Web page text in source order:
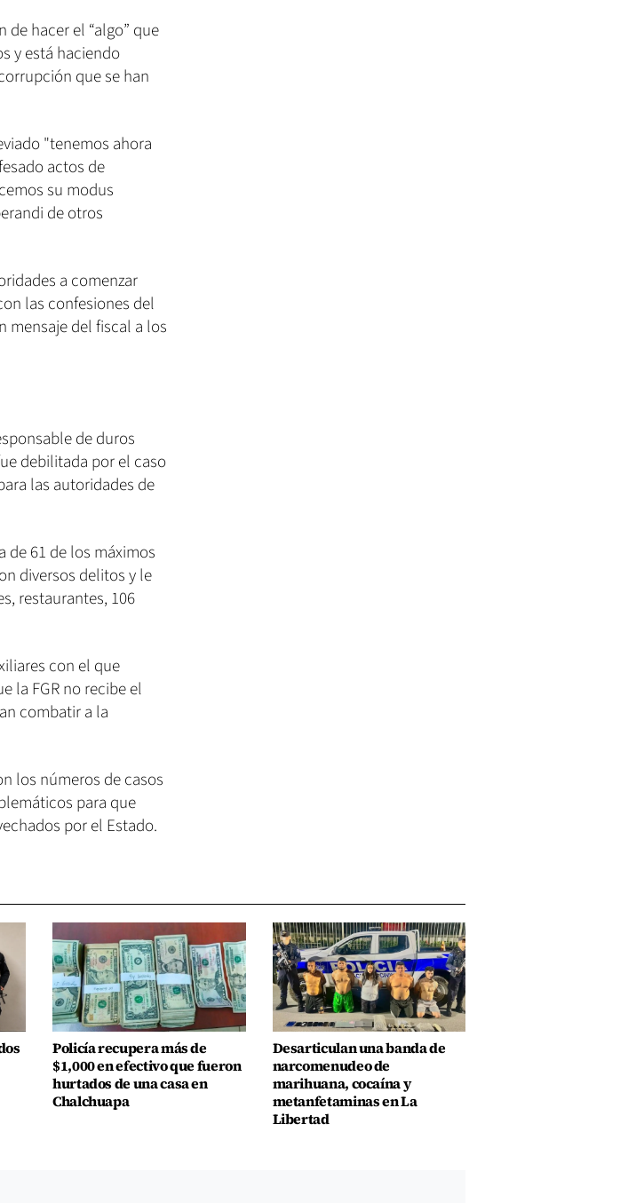
hacer el “algo” que
y está haciendo
que se han
"tenemos ahora
actos de
su modus
de otros
a comenzar
las confesiones del
mensaje del fiscal a los
de duros
debilitada por el caso
las autoridades de
de 61 de los máximos
diversos delitos y le
restaurantes, 106
con el que
la FGR no recibe el
combatir a la
los números de casos
para que
por el Estado.
Policía recupera más de
$1,000 en efectivo que fueron
hurtados de una casa en
Chalchuapa
Desarticulan una banda de
narcomenudeo de
marihuana, cocaína y
metanfetaminas en La
Libertad